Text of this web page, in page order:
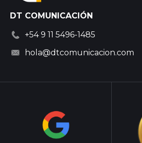
DT COMUNICACIÓN
+54 9 11 5496-1485
hola@dtcomunicacion.com